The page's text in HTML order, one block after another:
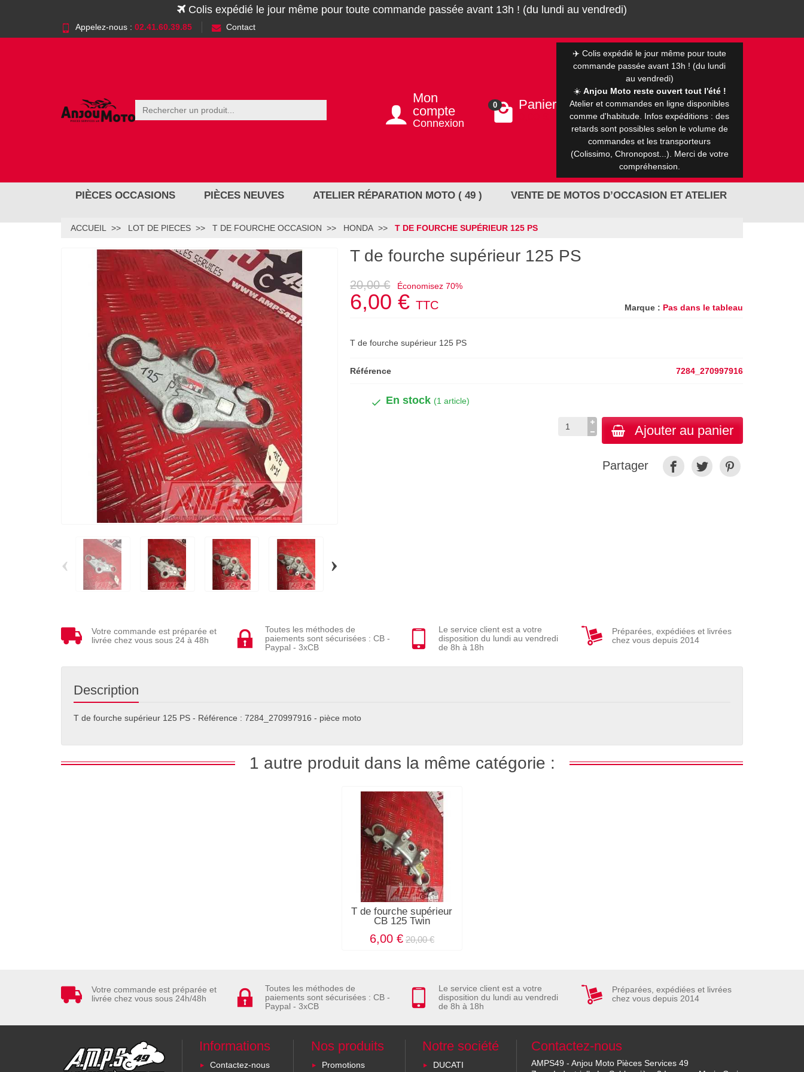
Colis expédié le jour même pour toute commande passée avant 13h ! (du lundi au vendredi)
Appelez-nous : 02.41.60.39.85 Contact
Mon
compte
Connexion
0 Panier
✈️ Colis expédié le jour même pour toute
commande passée avant 13h ! (du lundi
au vendredi)
☀️ Anjou Moto reste ouvert tout l'été !
Atelier et commandes en ligne disponibles
comme d'habitude. Infos expéditions : des
retards sont possibles selon le volume de
commandes et les transporteurs
(Colissimo, Chronopost...). Merci de votre
compréhension.
PIÈCES OCCASIONS PIÈCES NEUVES ATELIER RÉPARATION MOTO ( 49 ) VENTE DE MOTOS D’OCCASION ET ATELIER
ACCUEIL LOT DE PIECES T DE FOURCHE OCCASION HONDA T DE FOURCHE SUPÉRIEUR 125 PS
‹ ›
T de fourche supérieur 125 PS
Marque : Pas dans le tableau
20,00 € Économisez 70%
6,00 €TTC
T de fourche supérieur 125 PS
Référence 7284_270997916
En stock (1 article)
Ajouter au panier
Partager
Votre commande est préparée et
livrée chez vous sous 24 à 48h
Toutes les méthodes de
paiements sont sécurisées : CB -
Paypal - 3xCB
Le service client est a votre
disposition du lundi au vendredi
de 8h à 18h
Préparées, expédiées et livrées
chez vous depuis 2014
Description
T de fourche supérieur 125 PS - Référence : 7284_270997916 - pièce moto
1 autre produit dans la même catégorie :
T de fourche supérieur
CB 125 Twin
6,00 € 20,00 €
Votre commande est préparée et
livrée chez vous sous 24h/48h
Toutes les méthodes de
paiements sont sécurisées : CB -
Paypal - 3xCB
Le service client est a votre
disposition du lundi au vendredi
de 8h à 18h
Préparées, expédiées et livrées
chez vous depuis 2014
Informations
Contactez-nous
Nos produits
Promotions
Notre société
DUCATI
Contactez-nous
AMPS49 - Anjou Moto Pièces Services 49